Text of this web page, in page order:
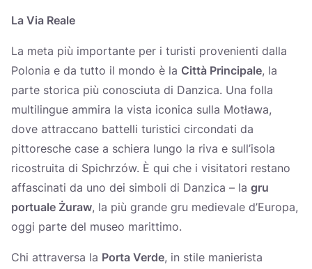
La Via Reale
La meta più importante per i turisti provenienti dalla
Polonia e da tutto il mondo è la Città Principale, la
parte storica più conosciuta di Danzica. Una folla
multilingue ammira la vista iconica sulla Motława,
dove attraccano battelli turistici circondati da
pittoresche case a schiera lungo la riva e sull’isola
ricostruita di Spichrzów. È qui che i visitatori restano
affascinati da uno dei simboli di Danzica – la gru
portuale Żuraw, la più grande gru medievale d’Europa,
oggi parte del museo marittimo.
Chi attraversa la Porta Verde, in stile manierista